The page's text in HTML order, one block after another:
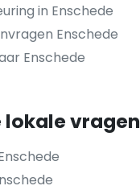
in Enschede
Enschede
Enschede
lokale vragen